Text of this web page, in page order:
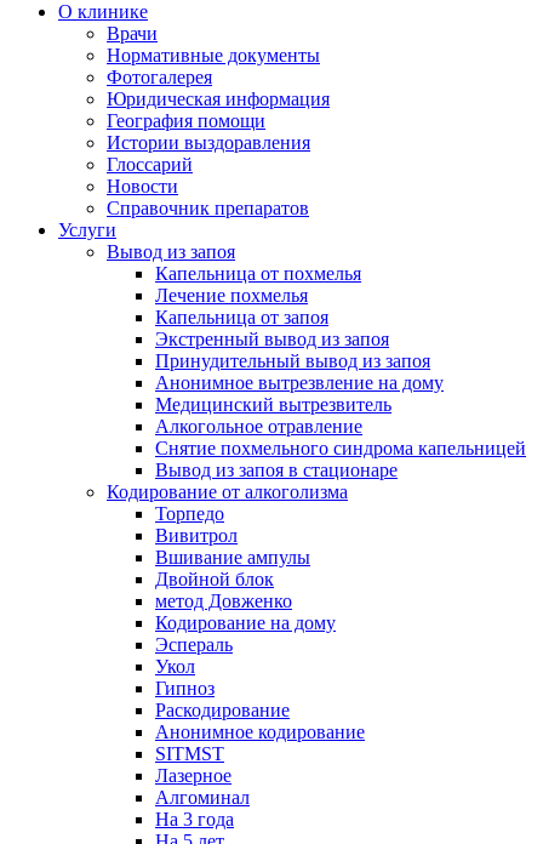
О клинике
Врачи
Нормативные документы
Фотогалерея
Юридическая информация
География помощи
Истории выздоравления
Глоссарий
Новости
Справочник препаратов
Услуги
Вывод из запоя
Капельница от похмелья
Лечение похмелья
Капельница от запоя
Экстренный вывод из запоя
Принудительный вывод из запоя
Анонимное вытрезвление на дому
Медицинский вытрезвитель
Алкогольное отравление
Снятие похмельного синдрома капельницей
Вывод из запоя в стационаре
Кодирование от алкоголизма
Торпедо
Вивитрол
Вшивание ампулы
Двойной блок
метод Довженко
Кодирование на дому
Эспераль
Укол
Гипноз
Раскодирование
Анонимное кодирование
SITMST
Лазерное
Алгоминал
На 3 года